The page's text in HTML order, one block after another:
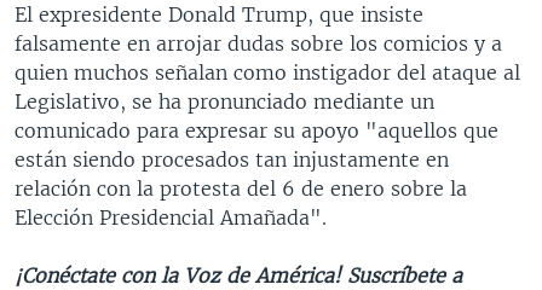
El expresidente Donald Trump, que insiste
falsamente en arrojar dudas sobre los comicios y a
quien muchos señalan como instigador del ataque al
Legislativo, se ha pronunciado mediante un
comunicado para expresar su apoyo "aquellos que
están siendo procesados tan injustamente en
relación con la protesta del 6 de enero sobre la
Elección Presidencial Amañada".
¡Conéctate con la Voz de América! Suscríbete a